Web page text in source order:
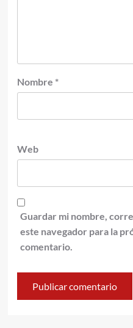
Nombre *
Web
Guardar mi nombre,
este navegador para la
comentario.